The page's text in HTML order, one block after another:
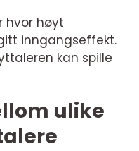
hvor høyt
inngangseffekt.
kan spille
ulike